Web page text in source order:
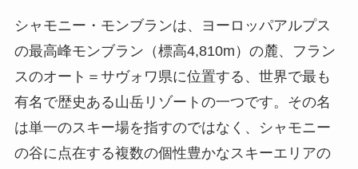
シャモニー・モンブランは、ヨーロッパアルプス
の最高峰モンブラン（標高4,810m）の麓、フラン
スのオート＝サヴォワ県に位置する、世界で最も
有名で歴史ある山岳リゾートの一つです。その名
は単一のスキー場を指すのではなく、シャモニー
の谷に点在する複数の個性豊かなスキーエリアの